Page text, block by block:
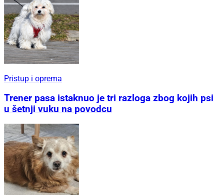
Pristup i oprema
Trener pasa istaknuo je tri razloga zbog kojih psi
u šetnji vuku na povodcu